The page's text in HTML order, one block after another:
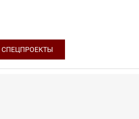
СПЕЦПРОЕКТЫ